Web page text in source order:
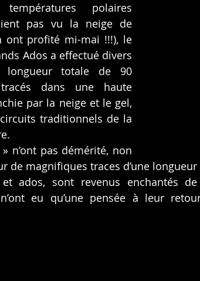
polaires
pas vu la neige de
ont profité mi-mai !!!), le
Ados a effectué divers
longueur totale de 90
dans une haute
par la neige et le gel,
traditionnels de la
» n’ont pas démérité, non
de magnifiques traces d’une
ados, sont revenus enchantés
eu qu’une pensée à leur